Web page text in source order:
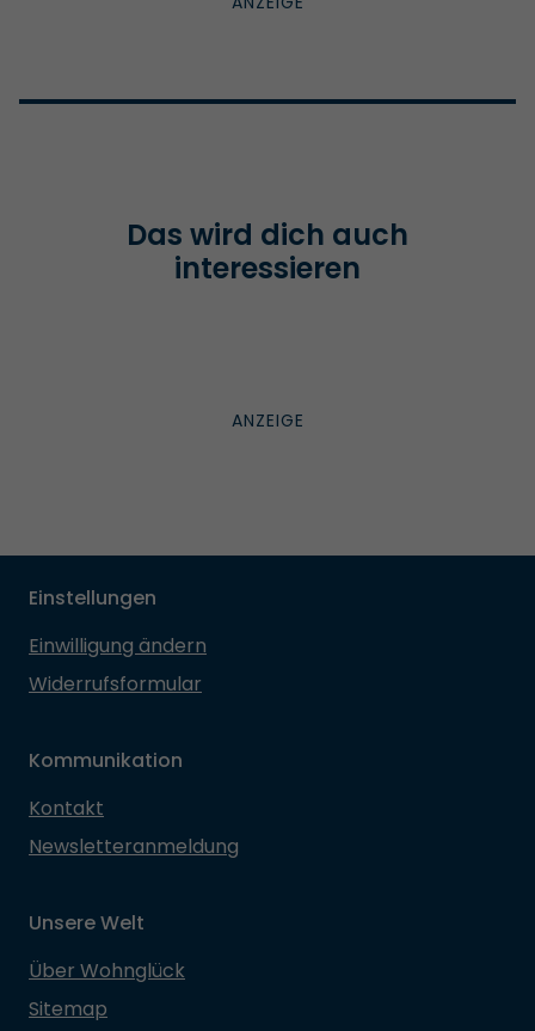
Das wird dich auch
interessieren
Einstellungen
Einwilligung ändern
Widerrufsformular
Kommunikation
Kontakt
Newsletteranmeldung
Unsere Welt
Über Wohnglück
Sitemap